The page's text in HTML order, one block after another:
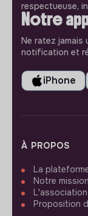
respectueuse,
Notre
Ne ratez jamais
notification et
iPhone
À PROPOS
La
Notre
Proposition